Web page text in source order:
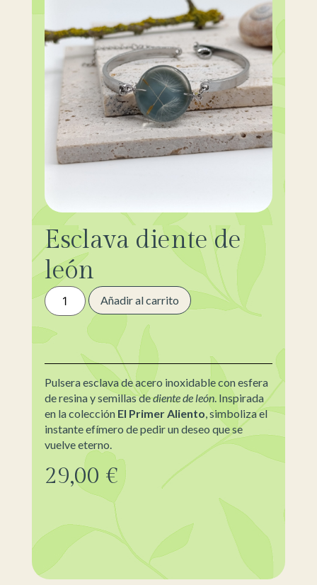
Esclava diente de
león
Añadir al carrito
Pulsera esclava de acero inoxidable con esfera
de resina y semillas dediente de león. Inspirada
en la colección El Primer Aliento , simboliza el
instante efímero de pedir un deseo que se
vuelve eterno.
29,00 €